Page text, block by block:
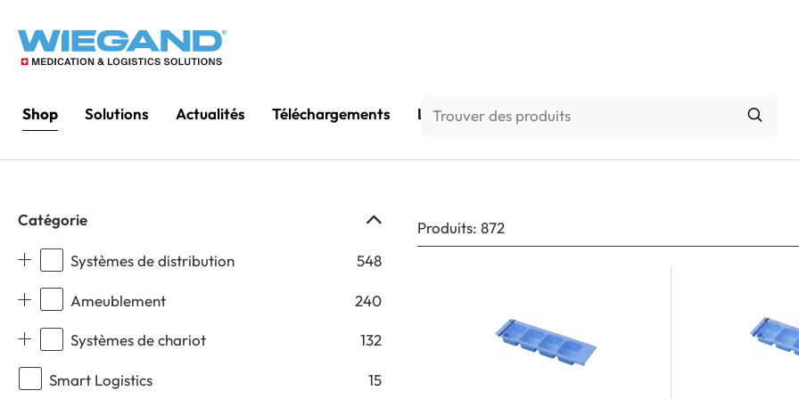
Shop Solutions Actualités Téléchargements L'entreprise
Catégorie
Systèmes de distribution 548
Ameublement 240
Systèmes de chariot 132
Smart Logistics 15
Produits: 872